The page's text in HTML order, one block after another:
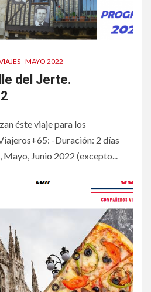
MAYO 2022
del Jerte.
éste viaje para los
-Duración: 2 días
Junio 2022 (excepto...